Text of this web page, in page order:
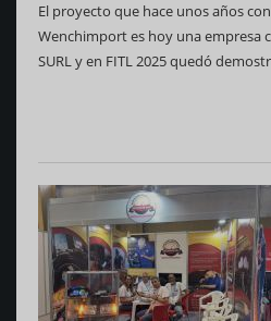
El proyecto que hace unos años
Wenchimport es hoy una empresa
SURL y en FITL 2025 quedó